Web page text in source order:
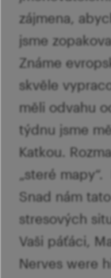
zájmena,
jsme
Známe
skvěle
měli odvahu
týdnu jsme
Katkou.
„steré
Snad nám
stresových
Vaši páťáci,
Nerves were